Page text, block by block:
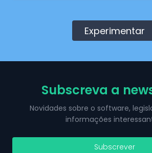
Experimentar
Subscreva a
Novidades sobre o software,
informações
Subscrever